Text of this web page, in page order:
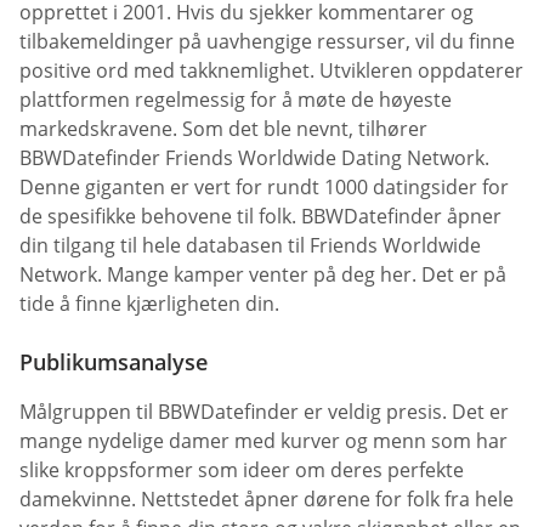
opprettet i 2001. Hvis du sjekker kommentarer og
tilbakemeldinger på uavhengige ressurser, vil du finne
positive ord med takknemlighet. Utvikleren oppdaterer
plattformen regelmessig for å møte de høyeste
markedskravene. Som det ble nevnt, tilhører
BBWDatefinder Friends Worldwide Dating Network.
Denne giganten er vert for rundt 1000 datingsider for
de spesifikke behovene til folk. BBWDatefinder åpner
din tilgang til hele databasen til Friends Worldwide
Network. Mange kamper venter på deg her. Det er på
tide å finne kjærligheten din.
Publikumsanalyse
Målgruppen til BBWDatefinder er veldig presis. Det er
mange nydelige damer med kurver og menn som har
slike kroppsformer som ideer om deres perfekte
damekvinne. Nettstedet åpner dørene for folk fra hele